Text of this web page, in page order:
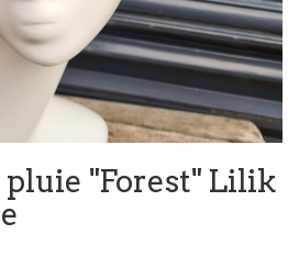
pluie "Forest" Lilik